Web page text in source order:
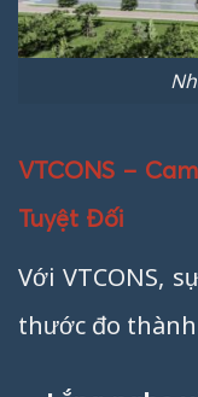
VTCONS –
Tuyệt Đối
Với VTCONS,
thước đo